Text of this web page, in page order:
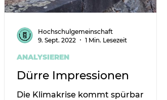
Dürre Impressionen
Die Klimakrise kommt spürbar
ANALYSIEREN
Hochschulgemeinschaft
9. Sept. 2022
1 Min. Lesezeit